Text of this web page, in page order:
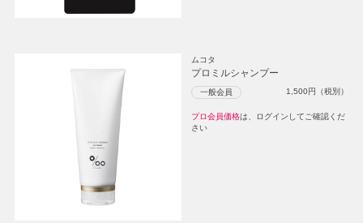
ムコタ
プロミルシャンプー
一般会員 1,500円（税別）
プロ会員価格は、ログインしてご確認くだ
さい